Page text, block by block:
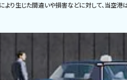
り生じた間違いや損害などに対して、当空港